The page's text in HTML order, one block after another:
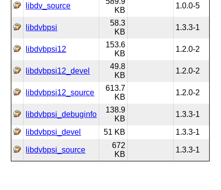
libdv_source
KB
1.0.0-5
libdvbpsi
58.3
KB
1.3.3-1
libdvbpsi12
153.6
KB
1.2.0-2
libdvbpsi12_devel
49.8
KB
1.2.0-2
libdvbpsi12_source
613.7
KB
1.2.0-2
libdvbpsi_debuginfo
138.9
KB
1.3.3-1
libdvbpsi_devel 51 KB 1.3.3-1
libdvbpsi_source
672
KB
1.3.3-1